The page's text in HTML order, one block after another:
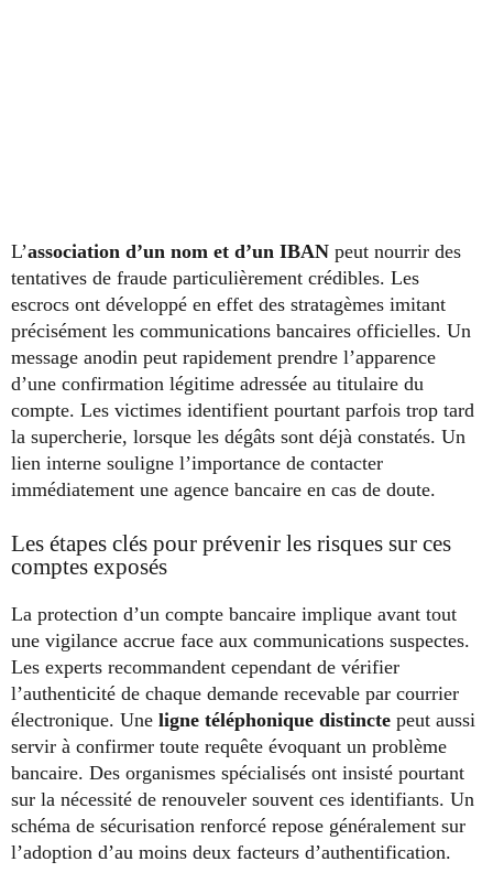
L’association d’un nom et d’un IBAN peut nourrir des
tentatives de fraude particulièrement crédibles. Les
escrocs ont développé en effet des stratagèmes imitant
précisément les communications bancaires officielles. Un
message anodin peut rapidement prendre l’apparence
d’une confirmation légitime adressée au titulaire du
compte. Les victimes identifient pourtant parfois trop tard
la supercherie, lorsque les dégâts sont déjà constatés. Un
lien interne souligne l’importance de contacter
immédiatement une agence bancaire en cas de doute.
Les étapes clés pour prévenir les risques sur ces
comptes exposés
La protection d’un compte bancaire implique avant tout
une vigilance accrue face aux communications suspectes.
Les experts recommandent cependant de vérifier
l’authenticité de chaque demande recevable par courrier
électronique. Une ligne téléphonique distincte peut aussi
servir à confirmer toute requête évoquant un problème
bancaire. Des organismes spécialisés ont insisté pourtant
sur la nécessité de renouveler souvent ces identifiants. Un
schéma de sécurisation renforcé repose généralement sur
l’adoption d’au moins deux facteurs d’authentification.